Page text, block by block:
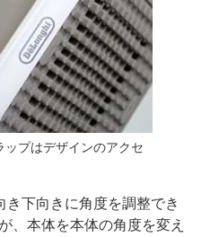
プはデザインのアクセ
下向きに角度を調整でき
、本体を本体の角度を変え